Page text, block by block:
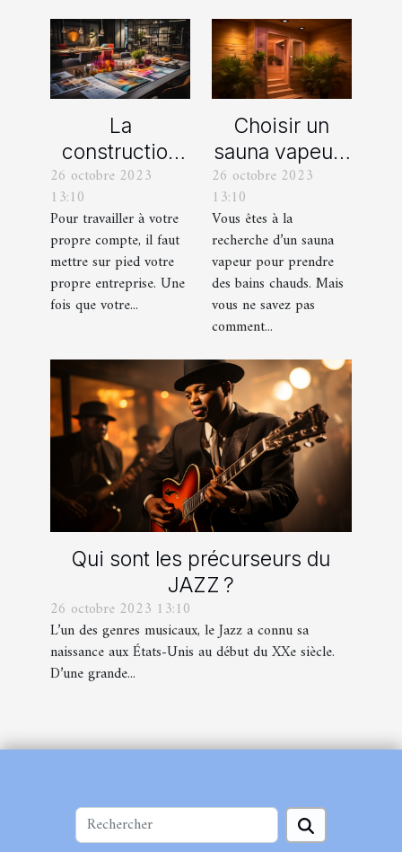
La
construction
d’une identité
d’entreprise :
que faut-il en
savoir ?
26 octobre 2023
13:10
Pour travailler à votre
propre compte, il faut
mettre sur pied votre
propre entreprise. Une
fois que votre...
Choisir un
sauna vapeur :
comment s’y
prendre ?
26 octobre 2023
13:10
Vous êtes à la
recherche d’un sauna
vapeur pour prendre
des bains chauds. Mais
vous ne savez pas
comment...
Qui sont les précurseurs du
JAZZ ?
26 octobre 2023 13:10
L’un des genres musicaux, le Jazz a connu sa
naissance aux États-Unis au début du XXe siècle.
D’une grande...